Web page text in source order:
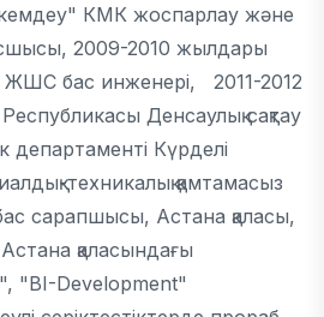
КМК жоспарлау және
2009-2010 жылдары
бас инженері, 2011-2012
Денсаулық сақтау
департаменті Күрделі
техникалық қамтамасыз
сарапшысы, Астана қаласы,
қаласындағы
"BI-Development"